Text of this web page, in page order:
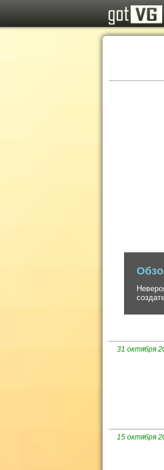
Обзор:
31 октября
15 октября